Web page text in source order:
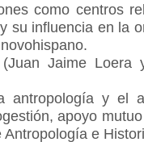
como centros
su influencia en la
Jaime Loera
antropología y el
apoyo
e